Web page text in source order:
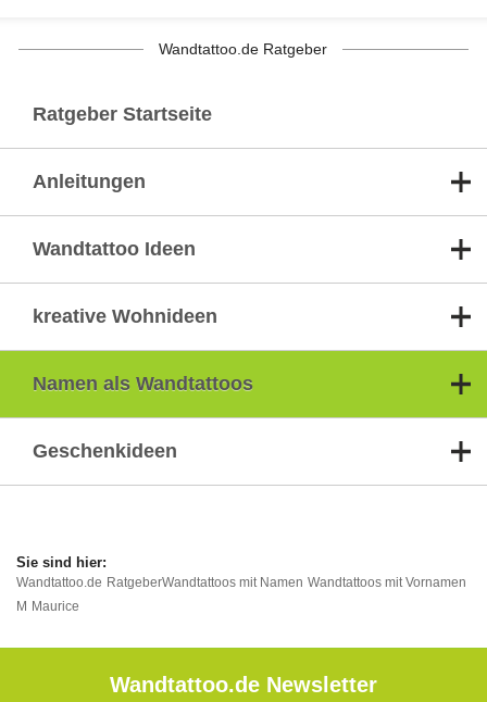
Wandtattoo.de Ratgeber
Ratgeber Startseite
Anleitungen
Wandtattoo Ideen
kreative Wohnideen
Namen als Wandtattoos
Geschenkideen
Wandtattoo.de RatgeberWandtattoos mit Namen Wandtattoos mit Vornamen
M Maurice
Wandtattoo.de Newsletter